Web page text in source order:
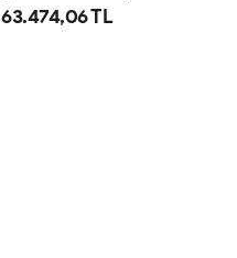
Izgara, 80x70 Cm, Doğalgazlı
63.474,06 TL